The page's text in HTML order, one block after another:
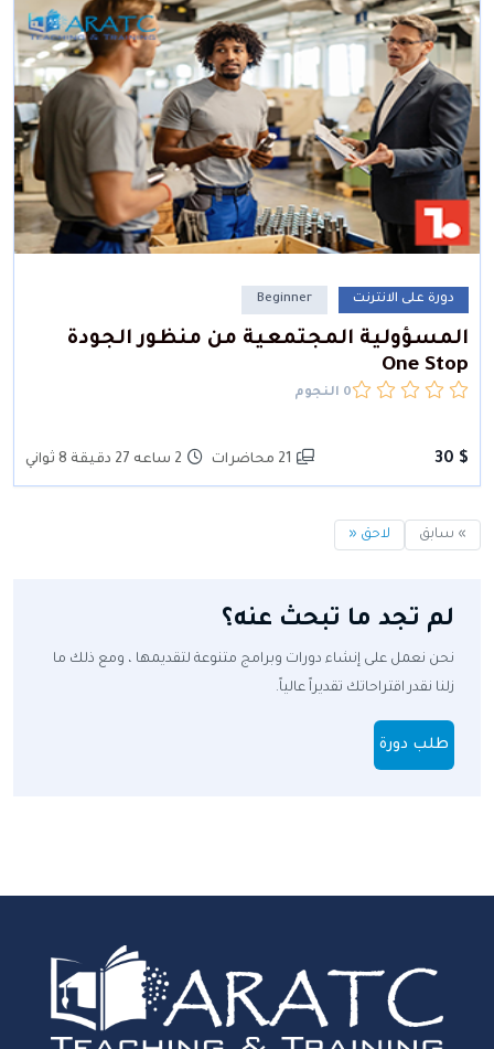
دورة على الانترنت Beginner
المسؤولية المجتمعية من منظور الجودة
One Stop
0 النجوم
$ 30 21 محاضرات 2 ساعه 27 دقيقة 8 ثواني
» سابق لاحق «
لم تجد ما تبحث عنه؟
نحن نعمل على إنشاء دورات وبرامج متنوعة لتقديمها ، ومع ذلك ما
زلنا نقدر اقتراحاتك تقديراً عالياً.
طلب دورة